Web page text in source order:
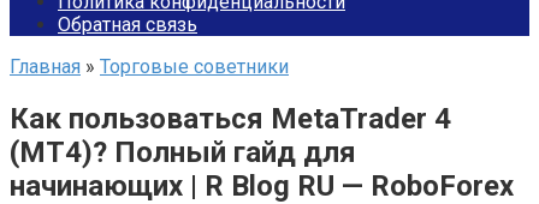
Обратная связь
Главная » Торговые советники
Как пользоваться MetaTrader 4
(MT4)? Полный гайд для
начинающих | R Blog RU — RoboForex